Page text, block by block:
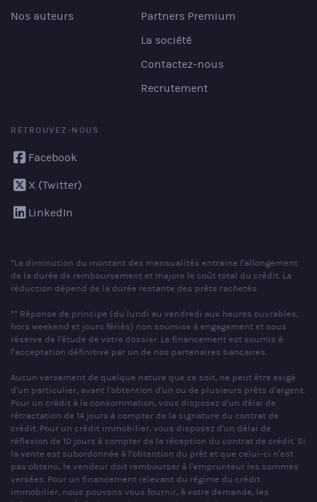
Nos auteurs
Partners Premium
La société
Contactez-nous
Recrutement
RETROUVEZ-NOUS
Facebook
X (Twitter)
LinkedIn
*La diminution du montant des mensualités entraine l'allongement
de la durée de remboursement et majore le coût total du crédit. La
réduction dépend de la durée restante des prêts rachetés.
** Réponse de principe (du lundi au vendredi aux heures ouvrables,
hors weekend et jours fériés) non soumise à engagement et sous
réserve de l'étude de votre dossier. Le financement est soumis à
l'acceptation définitive par un de nos partenaires bancaires.
Aucun versement de quelque nature que ce soit, ne peut être exigé
d'un particulier, avant l'obtention d'un ou de plusieurs prêts d'argent.
Pour un crédit à la consommation, vous disposez d'un délai de
rétractation de 14 jours à compter de la signature du contrat de
crédit. Pour un crédit immobilier, vous disposez d'un délai de
réflexion de 10 jours à compter de la réception du contrat de crédit. Si
la vente est subordonnée à l'obtention du prêt et que celui-ci n'est
pas obtenu, le vendeur doit rembourser à l'emprunteur les sommes
versées. Pour un financement relevant du régime du crédit
immobilier, nous pouvons vous fournir, à votre demande, les